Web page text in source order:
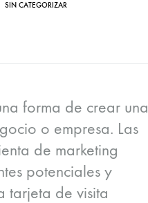
SIN CATEGORIZAR
forma de crear una
o empresa. Las
de marketing
potenciales y
tarjeta de visita